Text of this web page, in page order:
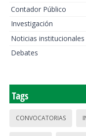
Contador Público
Investigación
Noticias institucionales
Debates
Tags
CONVOCATORIAS